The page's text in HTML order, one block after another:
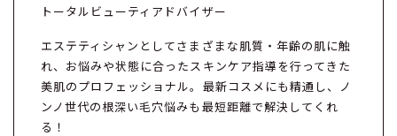
トータルビューティアドバイザー
エステティシャンとしてさまざまな肌質・年齢の肌に触
れ、お悩みや状態に合ったスキンケア指導を行ってきた
美肌のプロフェッショナル。最新コスメにも精通し、ノ
ンノ世代の根深い毛穴悩みも最短距離で解決してくれ
る！